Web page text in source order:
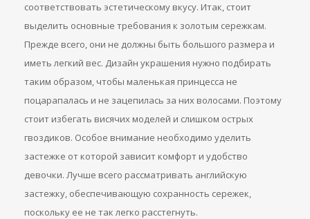
соответствовать эстетическому вкусу. Итак, стоит
выделить основные требования к золотым сережкам.
Прежде всего, они не должны быть большого размера и
иметь легкий вес. Дизайн украшения нужно подбирать
таким образом, чтобы маленькая принцесса не
поцарапалась и не зацепилась за них волосами. Поэтому
стоит избегать висячих моделей и слишком острых
гвоздиков. Особое внимание необходимо уделить
застежке от которой зависит комфорт и удобство
девочки. Лучше всего рассматривать английскую
застежку, обеспечивающую сохранность сережек,
поскольку ее не так легко расстегнуть.